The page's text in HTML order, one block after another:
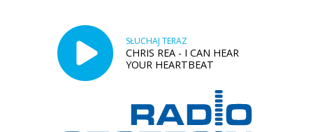
SŁUCHAJ TERAZ
CHRIS REA - I CAN HEAR
YOUR HEARTBEAT